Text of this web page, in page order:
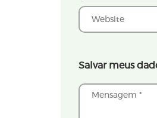
Salvar meus